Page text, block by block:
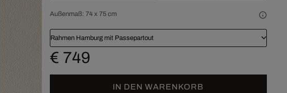
Außenmaß: 74 x 75 cm
Rahmen Hamburg mit Passepartout
€ 749
IN DEN WARENKORB